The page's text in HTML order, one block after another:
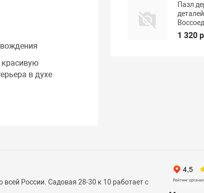
красивую
в духе
Пазл
1 320
всей России. Садовая 28-30 к 10 работает с